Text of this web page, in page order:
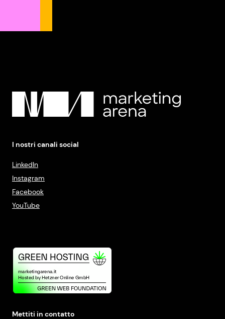
I nostri canali social
LinkedIn
Instagram
Facebook
YouTube
Mettiti in contatto